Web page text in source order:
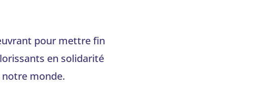
pour mettre fin
en solidarité
monde.